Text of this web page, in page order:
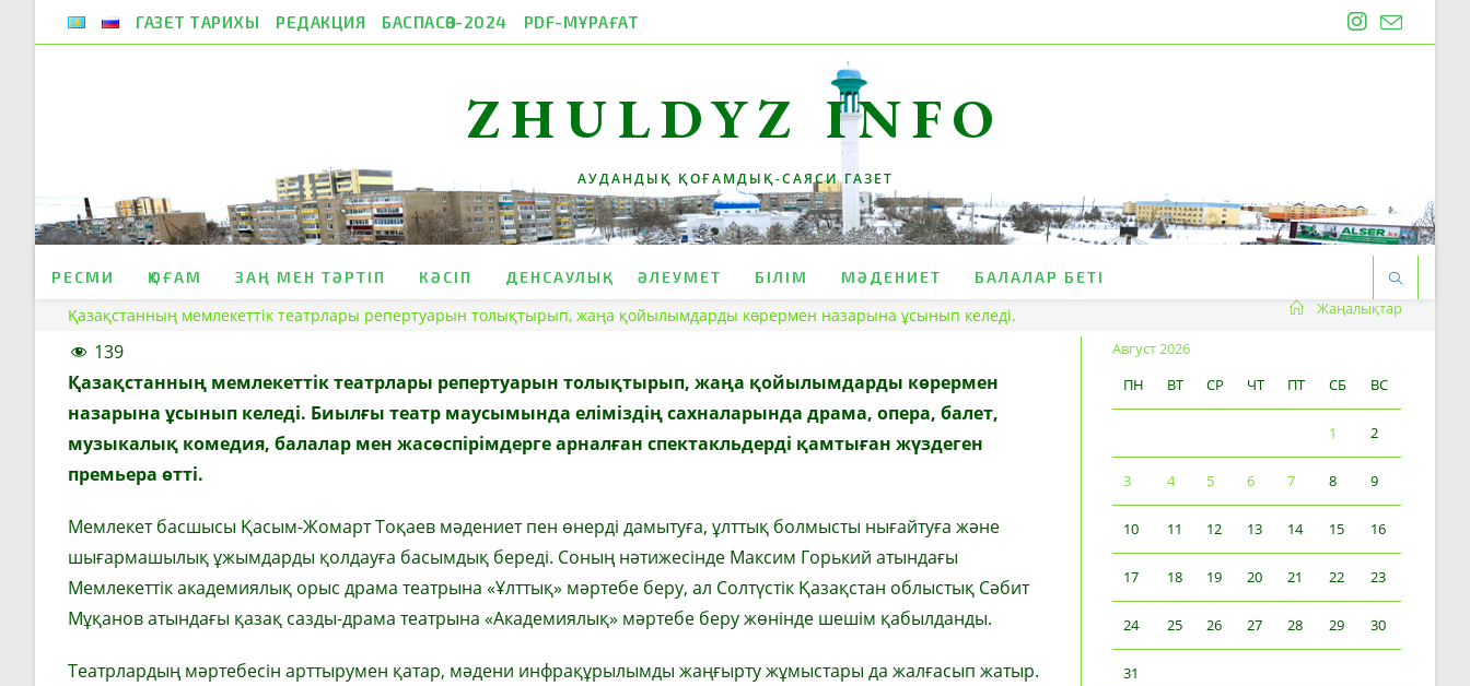
ГАЗЕТ ТАРИХЫ РЕДАКЦИЯ БАСПАСӨЗ-2024 PDF-МҰРАҒАТ
ZHULDYZ INFO
АУДАНДЫҚ ҚОҒАМДЫҚ-САЯСИ ГАЗЕТ
РЕСМИ ҚОҒАМ ЗАҢ МЕН ТӘРТІП КӘСІП ДЕНСАУЛЫҚ ӘЛЕУМЕТ БІЛІМ МӘДЕНИЕТ БАЛАЛАР БЕТІ
Қазақстанның мемлекеттік театрлары репертуарын толықтырып, жаңа қойылымдарды көрермен назарына ұсынып келеді. Жаңалықтар
139
Қазақстанның мемлекеттік театрлары репертуарын толықтырып, жаңа қойылымдарды көрермен
назарына ұсынып келеді. Биылғы театр маусымында еліміздің сахналарында драма, опера, балет,
музыкалық комедия, балалар мен жасөспірімдерге арналған спектакльдерді қамтыған жүздеген
премьера өтті.
Мемлекет басшысы Қасым-Жомарт Тоқаев мәдениет пен өнерді дамытуға, ұлттық болмысты нығайтуға және
шығармашылық ұжымдарды қолдауға басымдық береді. Соның нәтижесінде Максим Горький атындағы
Мемлекеттік академиялық орыс драма театрына «Ұлттық» мәртебе беру, ал Солтүстік Қазақстан облыстық Сәбит
Мұқанов атындағы қазақ сазды-драма театрына «Академиялық» мәртебе беру жөнінде шешім қабылданды.
Театрлардың мәртебесін арттырумен қатар, мәдени инфрақұрылымды жаңғырту жұмыстары да жалғасып жатыр.
Август 2026
ПН
ВТ СР ЧТ ПТ СБ ВС
1 2
3 4 5 6 7 8 9
10 11 12 13 14 15 16
17 18 19 20 21 22 23
24 25 26 27 28 29 30
31